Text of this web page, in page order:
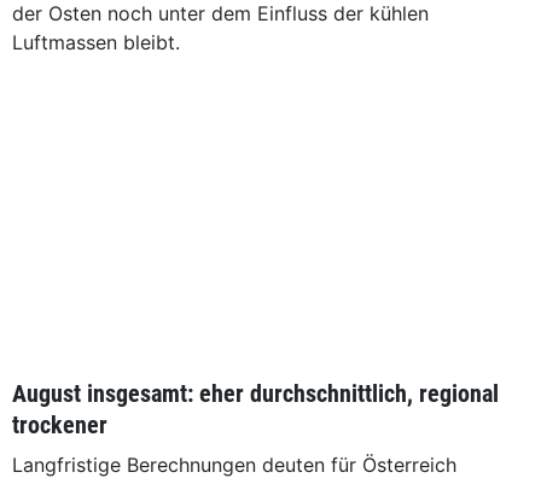
der Osten noch unter dem Einfluss der kühlen
Luftmassen bleibt.
August insgesamt: eher durchschnittlich, regional
trockener
Langfristige Berechnungen deuten für Österreich